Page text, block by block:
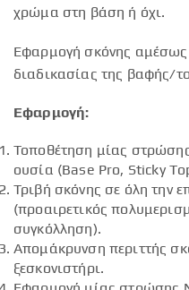
χρώμα στη βάση ή όχι.
Εφαρμογή σκόνης
διαδικασίας της βαφής/
Εφαρμογή:
Τοποθέτηση μίας
ουσία (Base Pro, Sticky
Τριβή σκόνης σε όλη την
(προαιρετικός
συγκόλληση).
Απομάκρυνση περιττής
ξεσκονιστήρι.